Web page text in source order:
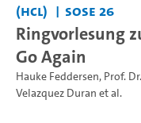
(HCL)
SoSe 26
Ringvorlesung
Go Again
Hauke Feddersen, Prof.
Velazquez Duran et al.